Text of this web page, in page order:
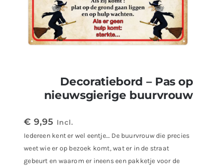
Decoratiebord – Pas op
nieuwsgierige buurvrouw
€ 9,95 Incl.
Iedereen kent er wel eentje… De buurvrouw die precies
weet wie er op bezoek komt, wat er in de straat
gebeurt en waarom er ineens een pakketje voor de